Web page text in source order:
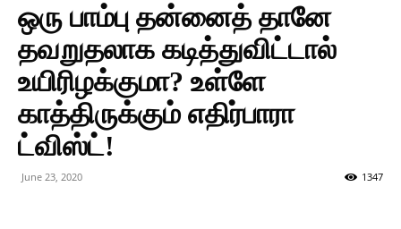
ஒரு பாம்பு தன்னைத் தானே
தவறுதலாக கடித்துவிட்டால்
உயிரிழக்குமா? உள்ளே
காத்திருக்கும் எதிர்பாரா
ட்விஸ்ட்!
June 23, 2020 1347